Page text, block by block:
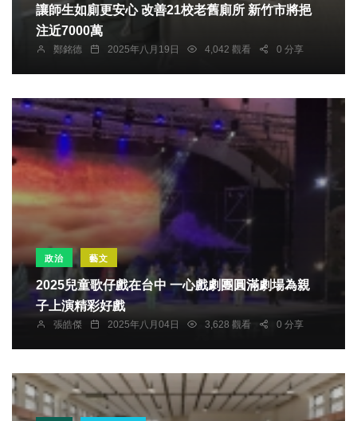
讓師生如廁更安心 改善21校老舊廁所 新竹市將挹
注近7000萬
鄭銘德 2025年八月19日 4,042 觀看 0 分享
政治 藝文
2025兒童歌仔戲在台中 一心戲劇團圓滿劇場為親
子上演精彩好戲
張皓傑 2025年八月04日 3,628 觀看 0 分享